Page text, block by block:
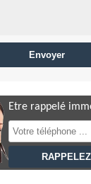
Etre rappelé